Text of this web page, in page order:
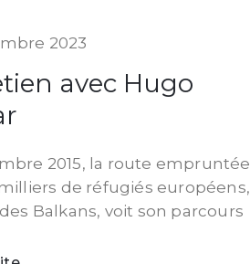
2023
avec Hugo
2015, la route empruntée
de réfugiés européens,
Balkans, voit son parcours